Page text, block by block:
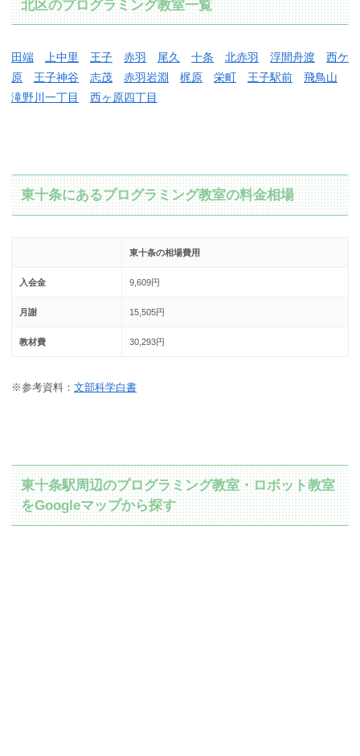
北区のプログラミング教室一覧
田端 上中里 王子 赤羽 尾久 十条 北赤羽 浮間舟渡
西ケ
原
王子神谷 志茂 赤羽岩淵 梶原 栄町 王子駅前
飛鳥山
滝野川一丁目
西ヶ原四丁目
東十条にあるプログラミング教室の料金相場
東十条の相場費用
入会金 9,609円
月謝 15,505円
教材費 30,293円
※参考資料： 文部科学白書
東十条駅周辺のプログラミング教室・ロボット教室
をGoogleマップから探す